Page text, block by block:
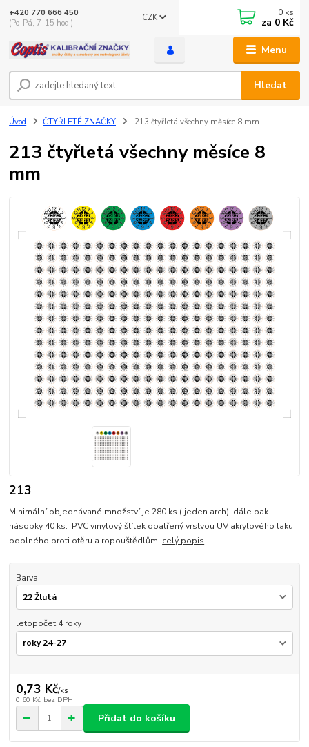
Menu
CZK
Hledat
+420 770 666 450
(Po-Pá, 7-15 hod.)
0 ks
za 0 Kč
Úvod ČTYŘLETÉ ZNAČKY 213 čtyřletá všechny měsíce 8 mm
213 čtyřletá všechny měsíce 8
mm
213
Minimální objednávané množství je 280 ks ( jeden arch). dále pak
násobky 40 ks. PVC vinylový štítek opatřený vrstvou UV akrylového laku
odolného proti otěru a ropouštědlům. celý popis
Barva
letopočet 4 roky
0,73 Kč/ks
0,60 Kč bez DPH
Přidat do košíku